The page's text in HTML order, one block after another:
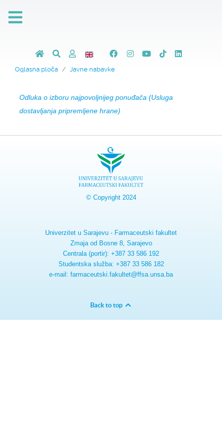
Oglasna ploča Javne nabavke
Odluka o izboru najpovoljnijeg ponuđača (Usluga
dostavljanja pripremljene hrane)
© Copyright 2024
Univerzitet u Sarajevu - Farmaceutski fakultet
Zmaja od Bosne 8, Sarajevo
Centrala (portir): +387 33 586 192
Studentska služba: +387 33 586 182
e-mail: farmaceutski.fakultet@ffsa.unsa.ba
Back to top